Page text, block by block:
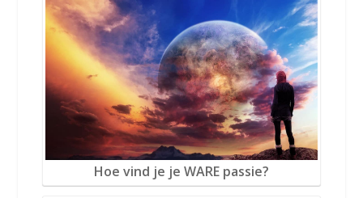
Hoe vind je je WARE passie?